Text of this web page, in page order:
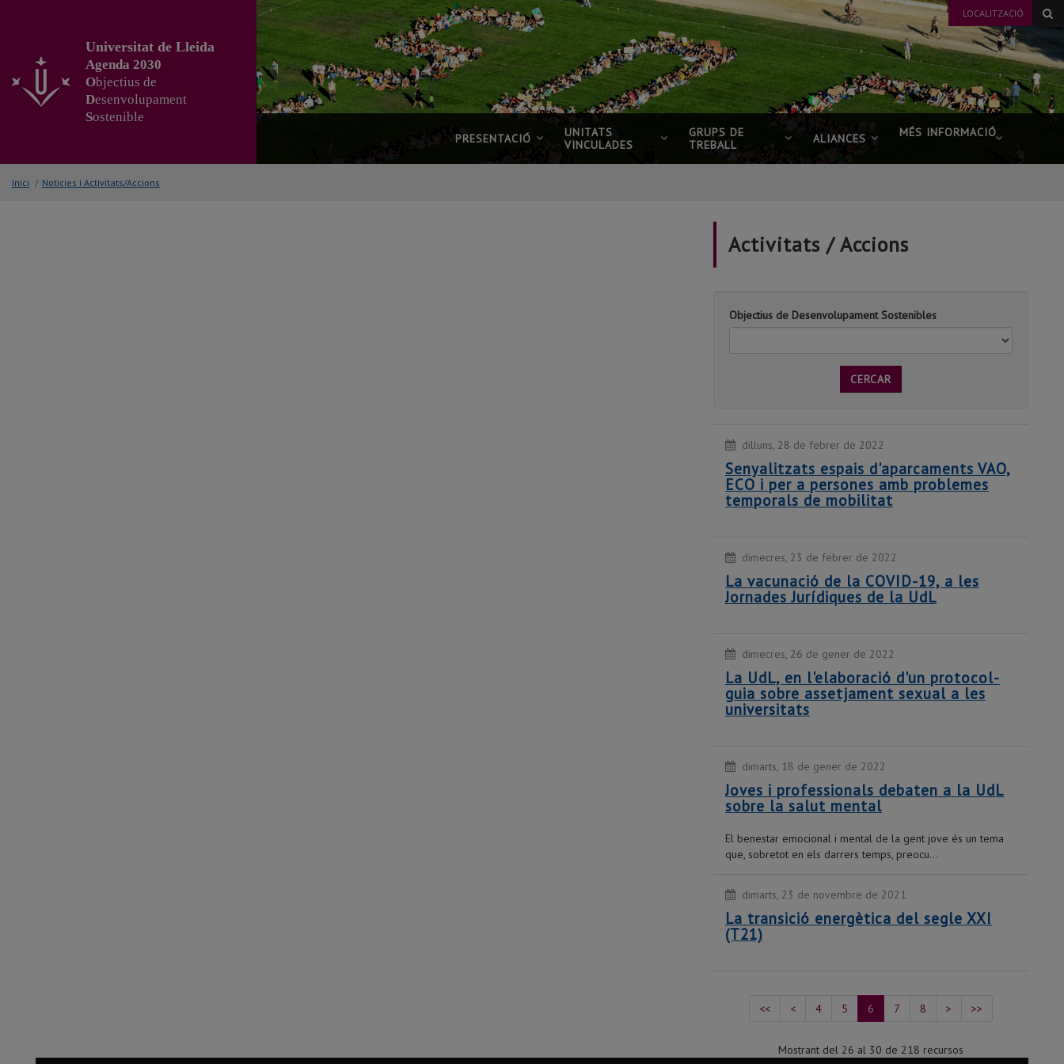
LOCALITZACIÓ
Universitat de Lleida
Agenda 2030
Objectius de
Desenvolupament
Sostenible
PRESENTACIÓ
UNITATS
VINCULADES
GRUPS DE
TREBALL
ALIANCES MÉS INFORMACIÓ
Inici / Noticies i Activitats/Accions
Activitats / Accions
Objectius de Desenvolupament Sostenibles
CERCAR
dilluns, 28 de febrer de 2022
Senyalitzats espais d'aparcaments VAO,
ECO i per a persones amb problemes
temporals de mobilitat
dimecres, 23 de febrer de 2022
La vacunació de la COVID-19, a les
Jornades Jurídiques de la UdL
dimecres, 26 de gener de 2022
La UdL, en l'elaboració d'un protocol-
guia sobre assetjament sexual a les
universitats
dimarts, 18 de gener de 2022
Joves i professionals debaten a la UdL
sobre la salut mental
El benestar emocional i mental de la gent jove és un tema
que, sobretot en els darrers temps, preocu...
dimarts, 23 de novembre de 2021
La transició energètica del segle XXI
(T21)
<< < 4 5 6 7 8 > >>
Mostrant del 26 al 30 de 218 recursos